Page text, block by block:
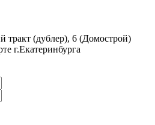
тракт (дублер), 6 (Домострой)
г.Екатеринбурга